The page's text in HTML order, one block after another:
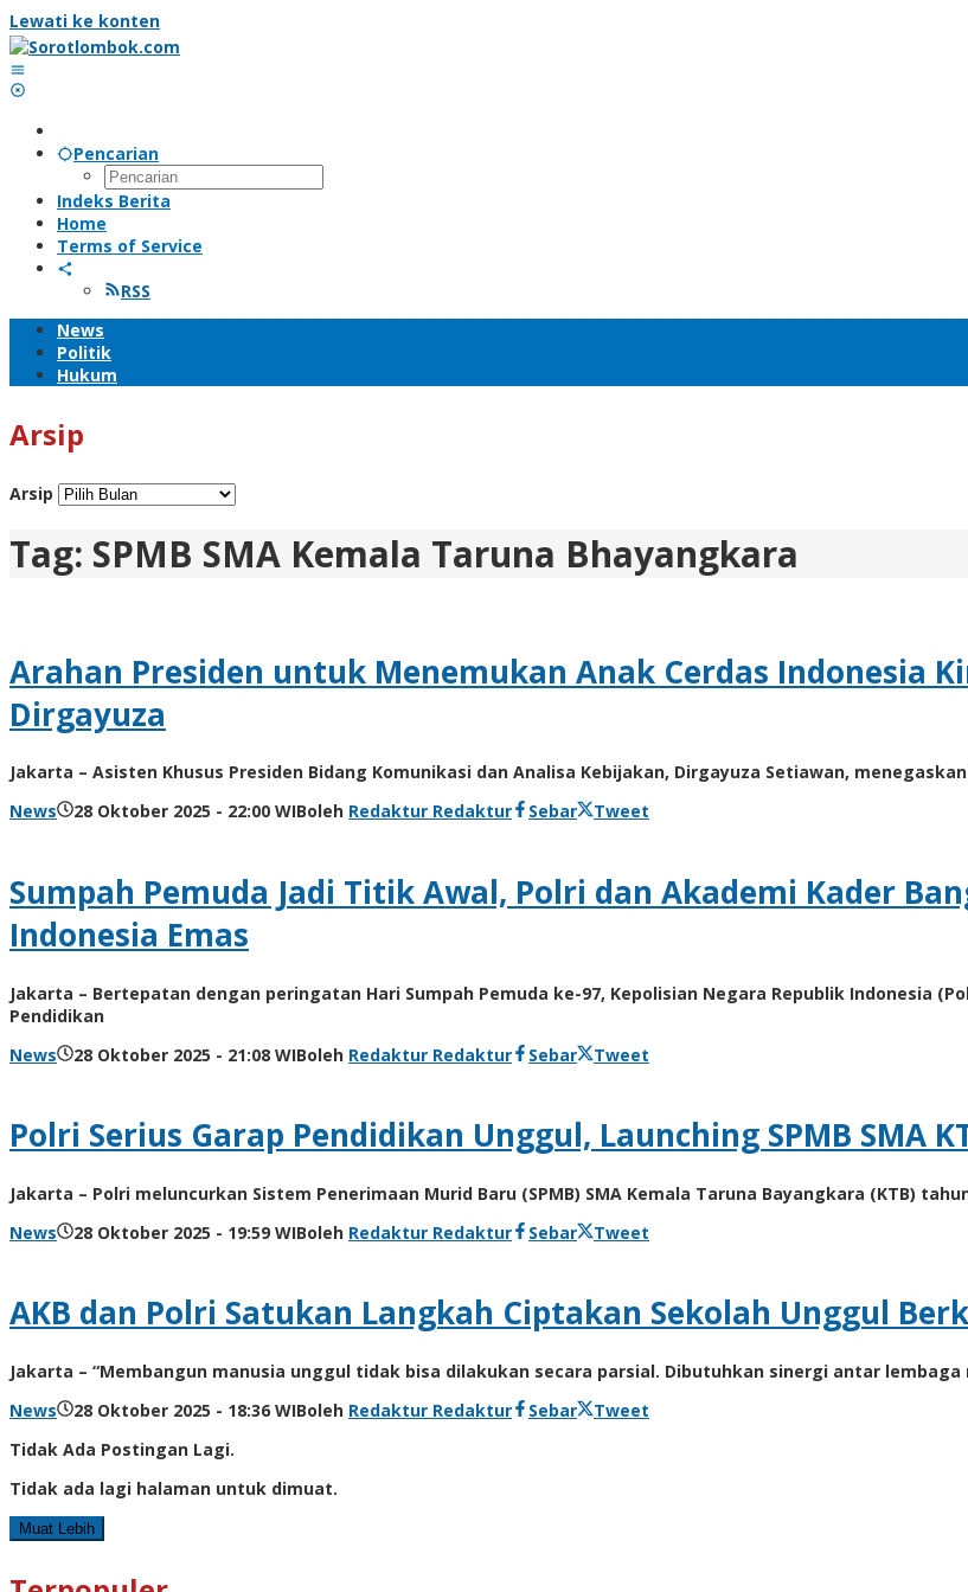
Lewati ke konten
Pencarian
Indeks Berita
Home
Terms of Service
RSS
News
Politik
Hukum
Arsip
Arsip
Tag: SPMB SMA Kemala Taruna Bhayangkara
Arahan Presiden untuk Menemukan Anak Cerdas Indonesia
Dirgayuza
Jakarta – Asisten Khusus Presiden Bidang Komunikasi dan Analisa Kebijakan, Dirgayuza Setiawan,
News
28 Oktober 2025 - 22:00 WIBoleh Redaktur Redaktur Sebar Tweet
Sumpah Pemuda Jadi Titik Awal, Polri dan Akademi Kader
Indonesia Emas
Jakarta – Bertepatan dengan peringatan Hari Sumpah Pemuda ke-97, Kepolisian Negara Republik Indonesia
Pendidikan
News
28 Oktober 2025 - 21:08 WIBoleh Redaktur Redaktur Sebar Tweet
Polri Serius Garap Pendidikan Unggul, Launching SPMB SMA
Jakarta – Polri meluncurkan Sistem Penerimaan Murid Baru (SPMB) SMA Kemala Taruna Bayangkara (KTB)
News
28 Oktober 2025 - 19:59 WIBoleh Redaktur Redaktur Sebar Tweet
AKB dan Polri Satukan Langkah Ciptakan Sekolah Unggul
Jakarta – “Membangun manusia unggul tidak bisa dilakukan secara parsial. Dibutuhkan sinergi antar
News
28 Oktober 2025 - 18:36 WIBoleh Redaktur Redaktur Sebar
Tweet
Tidak Ada Postingan Lagi.
Tidak ada lagi halaman untuk dimuat.
Muat Lebih